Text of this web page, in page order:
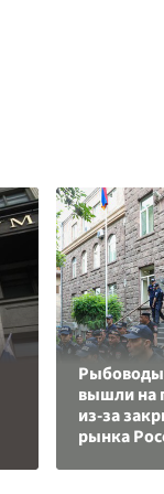
вышли на
из-за
рынка